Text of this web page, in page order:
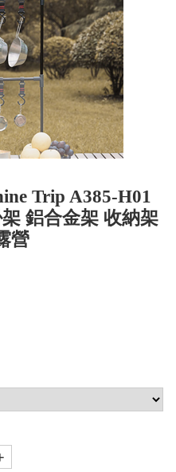
Trip A385-H01
鋁合金架 收納架
營